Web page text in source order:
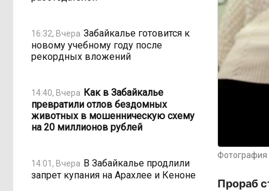
16:32, Вчера Забайкалье готовится к
новому учебному году после
рекордных вложений
14:40, Вчера Как в Забайкалье
превратили отлов бездомных
животных в мошенническую схему
на 20 миллионов рублей
14:01, Вчера В Забайкалье продлили
запрет купания на Арахлее и Кеноне
Фотография
Прораб